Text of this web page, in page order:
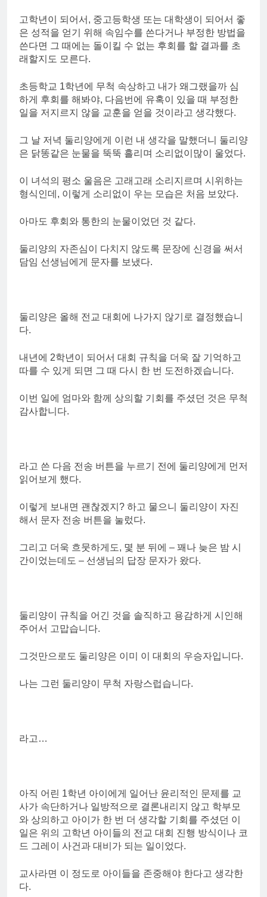
고학년이 되어서, 중고등학생 또는 대학생이 되어서 좋
은 성적을 얻기 위해 속임수를 쓴다거나 부정한 방법을
쓴다면 그 때에는 돌이킬 수 없는 후회를 할 결과를 초
래할지도 모른다.
초등학교 1학년에 무척 속상하고 내가 왜그랬을까 심
하게 후회를 해봐야, 다음번에 유혹이 있을 때 부정한
일을 저지르지 않을 교훈을 얻을 것이라고 생각했다.
그 날 저녁 둘리양에게 이런 내 생각을 말했더니 둘리양
은 닭똥같은 눈물을 뚝뚝 흘리며 소리없이많이 울었다.
이 녀석의 평소 울음은 고래고래 소리지르며 시위하는
형식인데, 이렇게 소리없이 우는 모습은 처음 보았다.
아마도 후회와 통한의 눈물이었던 것 같다.
둘리양의 자존심이 다치지 않도록 문장에 신경을 써서
담임 선생님에게 문자를 보냈다.
둘리양은 올해 전교 대회에 나가지 않기로 결정했습니
다.
내년에 2학년이 되어서 대회 규칙을 더욱 잘 기억하고
따를 수 있게 되면 그 때 다시 한 번 도전하겠습니다.
이번 일에 엄마와 함께 상의할 기회를 주셨던 것은 무척
감사합니다.
라고 쓴 다음 전송 버튼을 누르기 전에 둘리양에게 먼저
읽어보게 했다.
이렇게 보내면 괜찮겠지? 하고 물으니 둘리양이 자진
해서 문자 전송 버튼을 눌렀다.
그리고 더욱 흐뭇하게도, 몇 분 뒤에 – 꽤나 늦은 밤 시
간이었는데도 – 선생님의 답장 문자가 왔다.
둘리양이 규칙을 어긴 것을 솔직하고 용감하게 시인해
주어서 고맙습니다.
그것만으로도 둘리양은 이미 이 대회의 우승자입니다.
나는 그런 둘리양이 무척 자랑스럽습니다.
라고…
아직 어린 1학년 아이에게 일어난 윤리적인 문제를 교
사가 속단하거나 일방적으로 결론내리지 않고 학부모
와 상의하고 아이가 한 번 더 생각할 기회를 주셨던 이
일은 위의 고학년 아이들의 전교 대회 진행 방식이나 코
드 그레이 사건과 대비가 되는 일이었다.
교사라면 이 정도로 아이들을 존중해야 한다고 생각한
다.